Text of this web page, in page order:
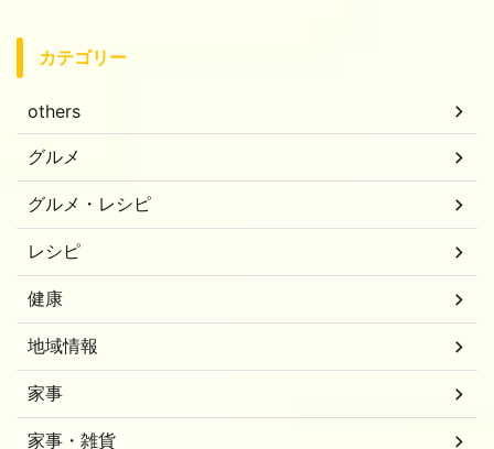
カテゴリー
others
グルメ
グルメ・レシピ
レシピ
健康
地域情報
家事
家事・雑貨